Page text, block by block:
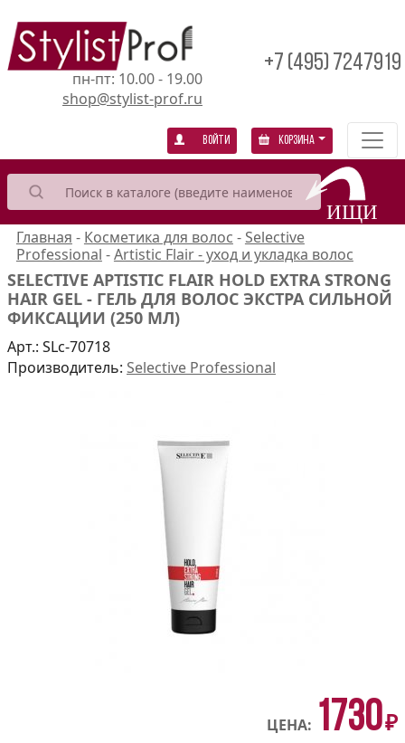
пн-пт: 10.00 - 19.00
shop@stylist-prof.ru
+7 (495) 7247919
Войти Корзина
Главная - Косметика для волос -Selective
Professional -Artistic Flair - уход и укладка волос
SELECTIVE APTISTIC FLAIR HOLD EXTRA STRONG
HAIR GEL - ГЕЛЬ ДЛЯ ВОЛОС ЭКСТРА СИЛЬНОЙ
ФИКСАЦИИ (250 МЛ)
Арт.: SLc-70718
Производитель: Selective Рrofessional
ЦЕНА: 1730₽